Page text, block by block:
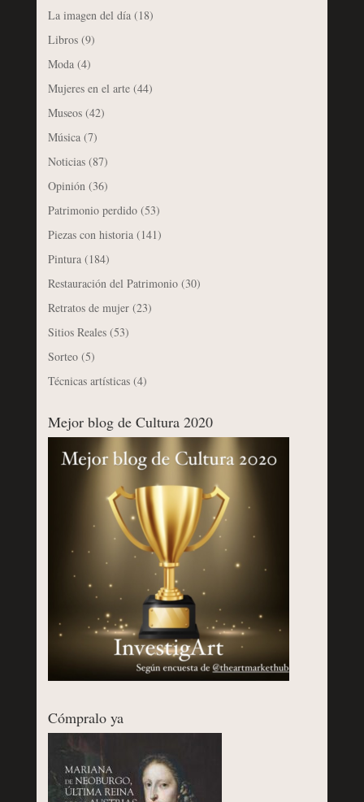
La imagen del día(18)
Libros(9)
Moda(4)
Mujeres en el arte(44)
Museos(42)
Música(7)
Noticias(87)
Opinión(36)
Patrimonio perdido(53)
Piezas con historia(141)
Pintura(184)
Restauración del Patrimonio(30)
Retratos de mujer(23)
Sitios Reales(53)
Sorteo(5)
Técnicas artísticas(4)
Mejor blog de Cultura 2020
Cómpralo ya